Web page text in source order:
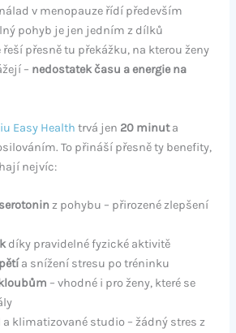
v menopauze řídí především
pohyb je jen jedním z dílků
řeší přesně tu překážku, na kterou ženy
– nedostatek času a energie na
Easy Health trvá jen 20 minuta
To přináší přesně ty benefity,
nejvíc:
z pohybu – přirozené zlepšení
díky pravidelné fyzické aktivitě
a snížení stresu po tréninku
– vhodné i pro ženy, které se
a klimatizované studio – žádný stres z